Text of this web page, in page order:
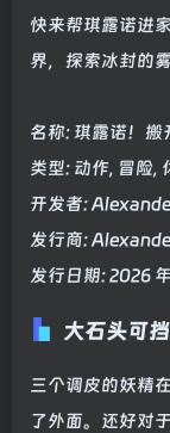
快来帮琪露诺进
界，探索冰封的
名称: 琪露诺！搬
类型: 动作, 冒险,
开发者:
发行商:
发行日期: 2026
大石头可
三个调皮的妖精
了外面。还好对